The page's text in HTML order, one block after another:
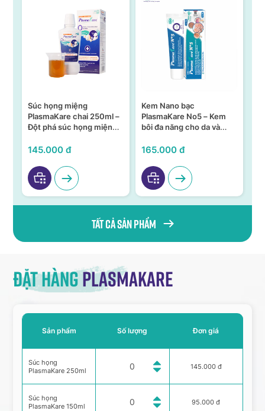
Súc họng miệng
PlasmaKare chai 250ml –
Đột phá súc họng miệng
145.000 đ
Kem Nano bạc
PlasmaKare No5 – Kem
bôi đa năng cho da và
165.000 đ
Tất cả sản phẩm
Đặt hàngPlasmakare
Sản phẩm
Súc họng
PlasmaKare 250ml
Súc họng
PlasmaKare 150ml
Số lượng Đơn giá
145.000 đ
95.000 đ